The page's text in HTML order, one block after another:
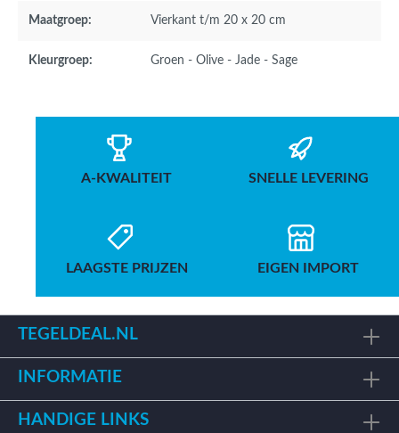
Maatgroep: Vierkant t/m 20 x 20 cm
Kleurgroep: Groen - Olive - Jade - Sage
A-KWALITEIT SNELLE LEVERING
LAAGSTE PRIJZEN EIGEN IMPORT
TEGELDEAL.NL
INFORMATIE
HANDIGE LINKS